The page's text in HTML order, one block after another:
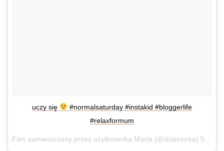
uczy się
#normalsaturday #instakid #bloggerlife
#relaxformum
Film zamieszczony przez użytkownika Marta (@dzieciorka) 5 Gru, 2015 o 3:31 PST